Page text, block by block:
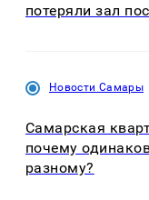
потеряли зал
Новости Самары
Самарская
почему
разному?